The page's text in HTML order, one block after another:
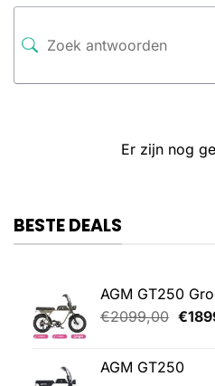
Er zijn nog
BESTE DEALS
AGM GT250
€2099,00 €
AGM GT250